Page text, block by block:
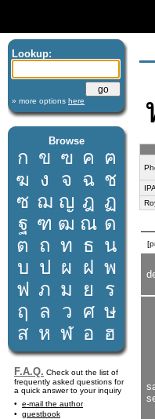
Lookup:
» more options here
Browse
ก ข ฃ ค ฅ
ฆ ง จ ฉ ช
ซ ฌ ญ ฎ ฏ
ฐ ฑ ฒ ณ ด
ต ถ ท ธ น
บ ป ผ ฝ พ
ฟ ภ ม ย
ร
ฤ
ล ว ศ ษ
ส ห ฬ อ ฮ
F.A.Q. Check out the list of
frequently asked questions for
a quick answer to your inquiry
e-mail the author
guestbook
IPA